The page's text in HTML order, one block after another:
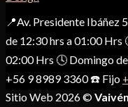
📍Av. Presidente Ibáñez
de 12:30 hrs a 01:00 Hrs
02:00 Hrs 🕓 Domingo
+56 9 8989 3360 ☎️ Fijo
Sitio Web 2026 ©